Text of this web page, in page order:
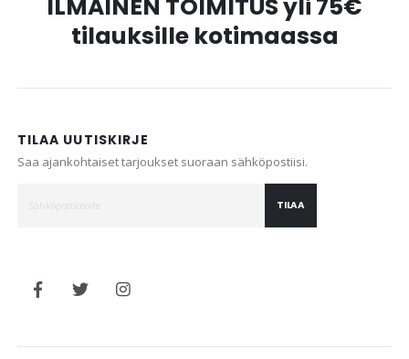
ILMAINEN TOIMITUS yli 75€
tilauksille kotimaassa
TILAA UUTISKIRJE
Saa ajankohtaiset tarjoukset suoraan sähköpostiisi.
TILAA